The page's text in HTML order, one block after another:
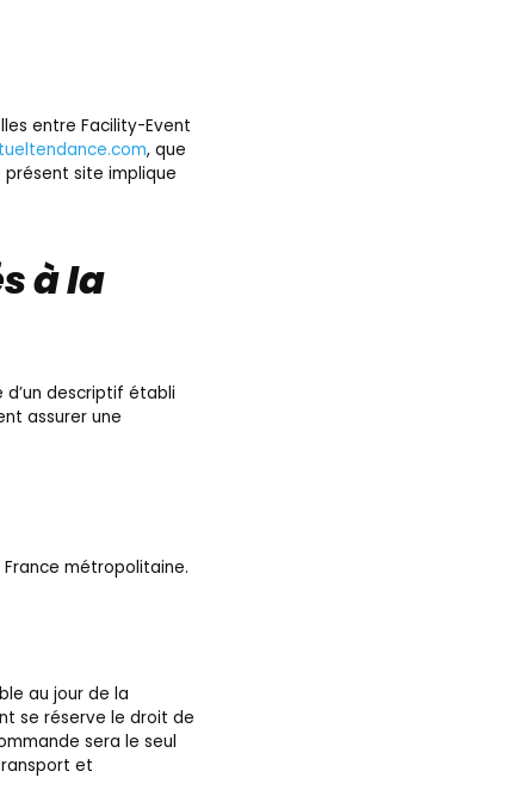
entre Facility-Event
, que
présent site implique
à la
descriptif établi
assurer une
métropolitaine.
au jour de la
se réserve le droit de
sera le seul
et